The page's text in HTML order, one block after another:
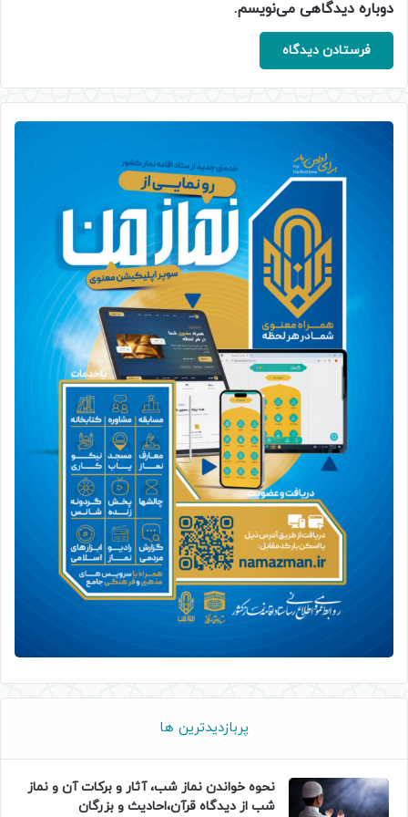
دوباره دیدگاهی می‌نویسم.
پربازدیدترین ها
نحوه خواندن نماز شب، آثار و برکات آن و نماز
شب از دیدگاه قرآن،احادیث و بزرگان